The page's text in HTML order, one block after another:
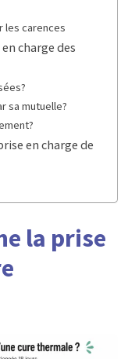
les carences
charge des
sa mutuelle?
en charge de
la prise